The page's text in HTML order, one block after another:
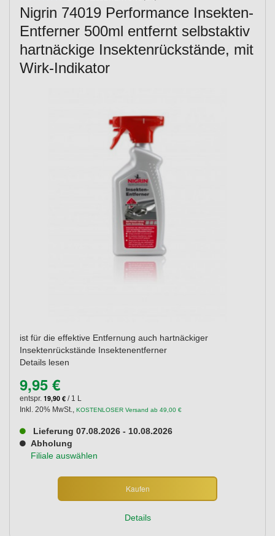
Nigrin 74019 Performance Insekten-
Entferner 500ml entfernt selbstaktiv
hartnäckige Insektenrückstände, mit
Wirk-Indikator
ist für die effektive Entfernung auch hartnäckiger
Insektenrückstände Insektenentferner
Details lesen
9,95 €
entspr. 19,90 € / 1 L
Inkl. 20% MwSt., KOSTENLOSER Versand ab 49,00 €
Lieferung 07.08.2026 - 10.08.2026
Abholung
Filiale auswählen
Kaufen
Details